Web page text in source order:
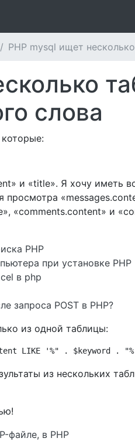
PHP mysql ищет
слова
и «title». Я хочу иметь
просмотра
«comments.content» и
PHP
при установке PHP
в php
запроса POST в PHP?
из одной таблицы:
content LIKE '%" .
из нескольких
файле, в PHP